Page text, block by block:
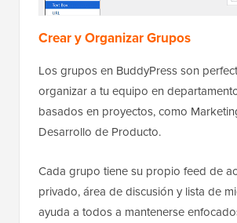
Crear y Organizar Grupos
Los grupos en BuddyPress son
organizar a tu equipo en
basados en proyectos, como
Desarrollo de Producto.
Cada grupo tiene su propio feed de
privado, área de discusión y lista de
ayuda a todos a mantenerse